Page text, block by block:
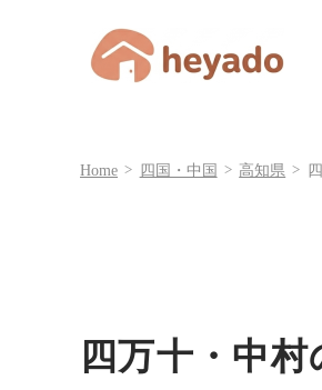
Home 四国・中国 高知県
四万十・中